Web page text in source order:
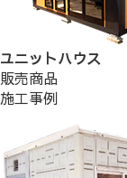
ユニットハウス
販売商品
施工事例